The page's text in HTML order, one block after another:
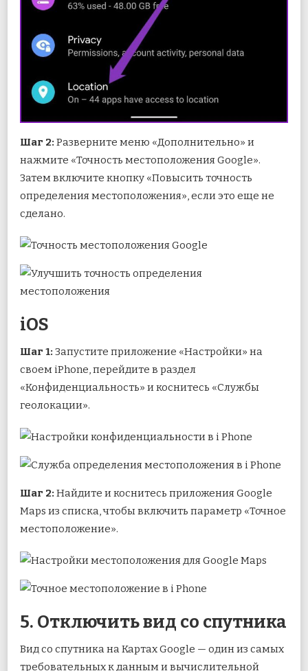
Шаг 2: Разверните меню «Дополнительно» и
нажмите «Точность местоположения Google».
Затем включите кнопку «Повысить точность
определения местоположения», если это еще не
сделано.
iOS
Шаг 1: Запустите приложение «Настройки» на
своем iPhone, перейдите в раздел
«Конфиденциальность» и коснитесь «Службы
геолокации».
Шаг 2: Найдите и коснитесь приложения Google
Maps из списка, чтобы включить параметр «Точное
местоположение».
5. Отключить вид со спутника
Вид со спутника на Картах Google — один из самых
требовательных к данным и вычислительной